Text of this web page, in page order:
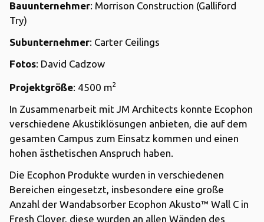
Bauunternehmer: Morrison Construction (Galliford
Try)
Subunternehmer: Carter Ceilings
Fotos: David Cadzow
Projektgröße: 4500 m2
In Zusammenarbeit mit JM Architects konnte Ecophon
verschiedene Akustiklösungen anbieten, die auf dem
gesamten Campus zum Einsatz kommen und einen
hohen ästhetischen Anspruch haben.
Die Ecophon Produkte wurden in verschiedenen
Bereichen eingesetzt, insbesondere eine große
Anzahl der Wandabsorber Ecophon Akusto™ Wall C in
Fresh Clover, diese wurden an allen Wänden des